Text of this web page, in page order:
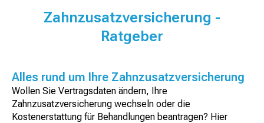
Zahnzusatzversicherung -
Ratgeber
Alles rund um Ihre Zahnzusatzversicherung
Wollen Sie Vertragsdaten ändern, Ihre
Zahnzusatzversicherung wechseln oder die
Kostenerstattung für Behandlungen beantragen? Hier